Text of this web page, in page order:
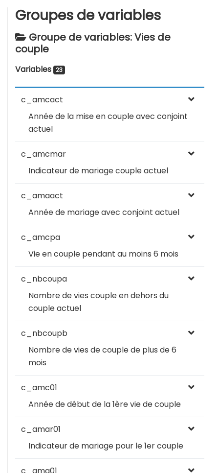
Groupes de variables
Groupe de variables: Vies de
couple
Variables 23
c_amcact
Année de la mise en couple avec conjoint
actuel
c_amcmar
Indicateur de mariage couple actuel
c_amaact
Année de mariage avec conjoint actuel
c_amcpa
Vie en couple pendant au moins 6 mois
c_nbcoupa
Nombre de vies couple en dehors du
couple actuel
c_nbcoupb
Nombre de vies de couple de plus de 6
mois
c_amc01
Année de début de la 1ère vie de couple
c_amar01
Indicateur de mariage pour le 1er couple